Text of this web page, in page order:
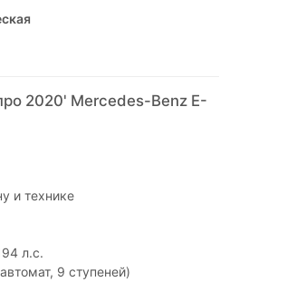
2020' Mercedes-Benz E-
и технике
л.с.
9 ступеней)